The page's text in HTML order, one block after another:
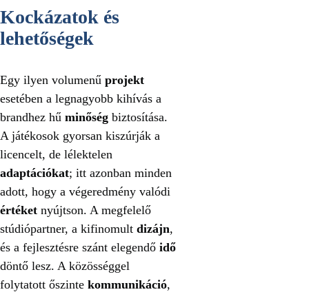
Kockázatok és
lehetőségek
Egy ilyen volumenű projekt
esetében a legnagyobb kihívás a
brandhez hű minőség biztosítása.
A játékosok gyorsan kiszúrják a
licencelt, de lélektelen
adaptációkat; itt azonban minden
adott, hogy a végeredmény valódi
értéket nyújtson. A megfelelő
stúdiópartner, a kifinomult dizájn,
és a fejlesztésre szánt elegendő idő
döntő lesz. A közösséggel
folytatott őszinte kommunikáció,